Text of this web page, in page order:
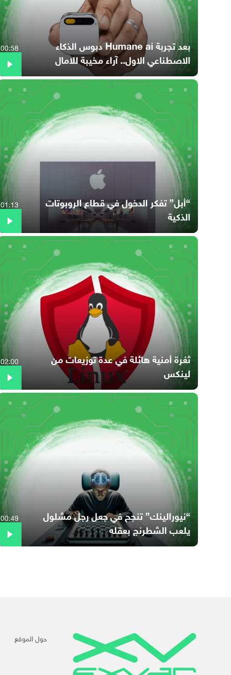
بعد تجربة Humane ai دبوس الذكاء
الاصطناعي الاول.. آراء مخيبة للامال
00:58
“أبل” تفكر الدخول في قطاع الروبوتات
الذكية
01:13
ثغرة أمنية هائلة في عدة توزيعات من
لينكس
02:00
“نيورالينك” تنجح في جعل رجل مشلول
يلعب الشطرنج بعقله
00:49
حول الموقع